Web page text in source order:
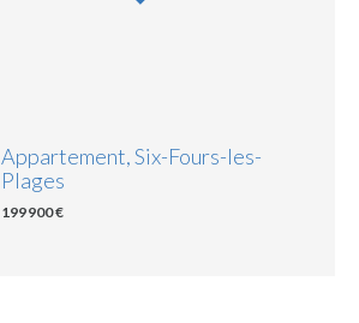
Appartement, Six-Fours-les-
Plages
199 900 €